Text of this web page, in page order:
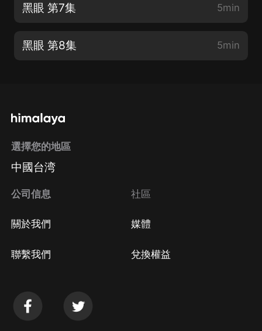
黑眼 第7集 5min
黑眼 第8集 5min
選擇您的地區
中國台湾
公司信息
關於我們
聯繫我們
社區
媒體
兌換權益